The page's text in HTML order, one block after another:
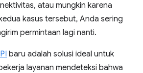
atau mungkin karena
kasus tersebut, Anda sering
permintaan lagi nanti.
baru adalah solusi ideal untuk
layanan mendeteksi bahwa